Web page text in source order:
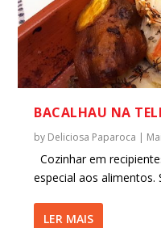
BACALHAU NA
by Deliciosa Paparoca |
Cozinhar em
especial aos alimentos.
LER MAIS